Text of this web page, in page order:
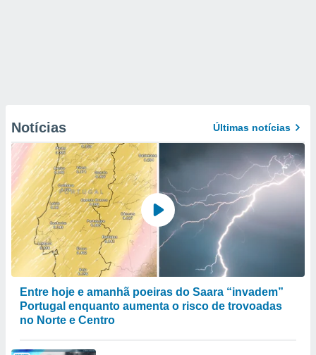
Notícias Últimas notícias
Entre hoje e amanhã poeiras do Saara “invadem”
Portugal enquanto aumenta o risco de trovoadas
no Norte e Centro